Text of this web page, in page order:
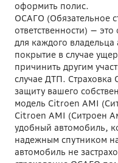
оформить полис.
ОСАГО (Обязательное
ответственности) —
для каждого
покрытие в случае
причинить другим
случае ДТП. Страховка
защиту вашего
модель Citroen AMI
Citroen AMI (Ситроен
удобный автомобиль,
надежным спутником
автомобиль не